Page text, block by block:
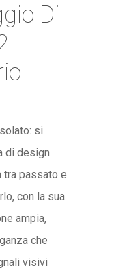
Di
si
di design
tra passato e
con la sua
ampia,
che
visivi